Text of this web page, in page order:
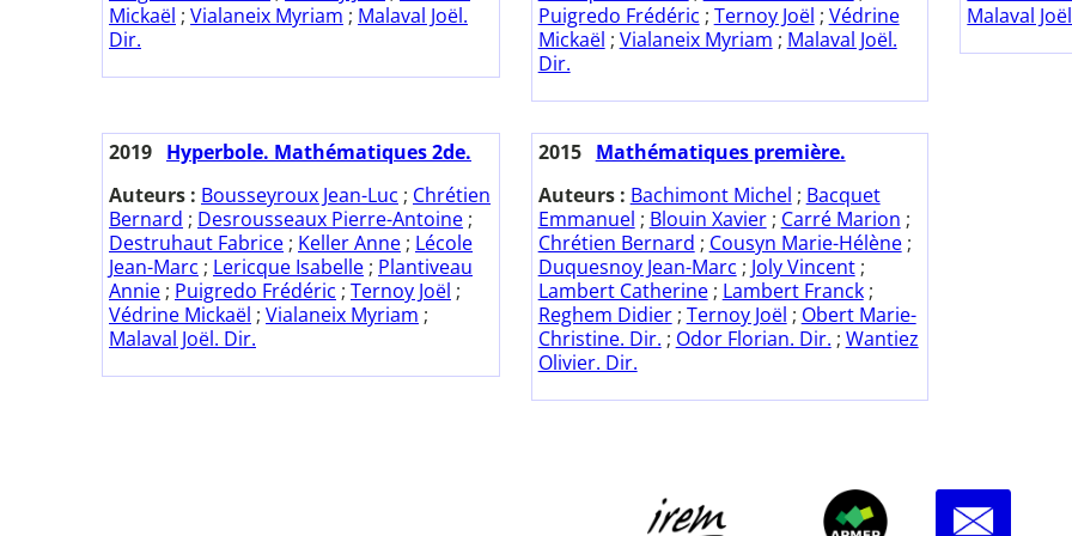
Mickaël ; Vialaneix Myriam ; Malaval Joël.
Dir.
Puigredo Frédéric ; Ternoy Joël ; Védrine
Mickaël ; Vialaneix Myriam ; Malaval Joël.
Dir.
Malaval
2019 Hyperbole. Mathématiques 2de.
Auteurs : Bousseyroux Jean-Luc ; Chrétien
Bernard ; Desrousseaux Pierre-Antoine ;
Destruhaut Fabrice ; Keller Anne ; Lécole
Jean-Marc ; Lericque Isabelle ; Plantiveau
Annie ; Puigredo Frédéric ; Ternoy Joël ;
Védrine Mickaël ; Vialaneix Myriam ;
Malaval Joël. Dir.
2015
Mathématiques première.
Auteurs : Bachimont Michel ; Bacquet
Emmanuel ; Blouin Xavier; Carré Marion ;
Chrétien Bernard ; Cousyn Marie-Hélène;
Duquesnoy Jean-Marc ; Joly Vincent;
Lambert Catherine; Lambert Franck;
Reghem Didier; Ternoy Joël ; Obert Marie-
Christine. Dir. ; Odor Florian. Dir. ; Wantiez
Olivier. Dir.